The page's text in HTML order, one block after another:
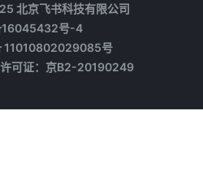
北京飞书科技有限公司
16045432号-4
11010802029085号
可证：京B2-20190249